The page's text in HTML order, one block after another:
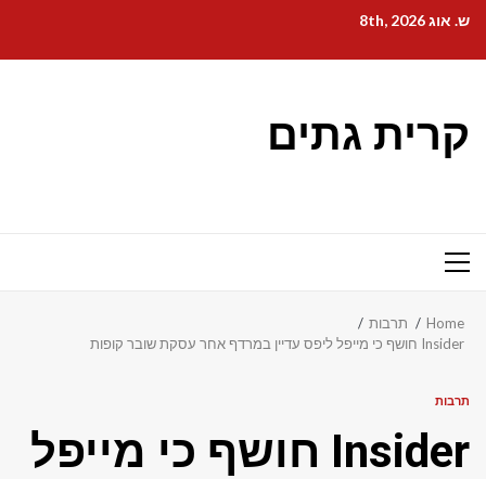
content
ש. אוג 8th, 2026
קרית גתים
Primary
Home
תרבות
Insider חושף כי מייפל ליפס עדיין במרדף אחר עסקת שובר קופות
תרבות
Insider חושף כי מייפל